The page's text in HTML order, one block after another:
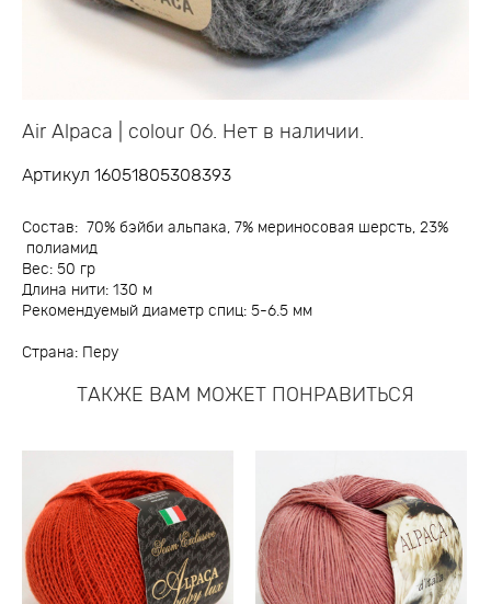
Air Alpaca | colour 06. Нет в наличии.
Артикул 16051805308393
Состав: 70% бэйби альпака, 7% мериносовая шерсть, 23%
полиамид
Вес: 50 гр
Длина нити: 130 м
Рекомендуемый диаметр спиц: 5-6.5 мм
Страна: Перу
ТАКЖЕ ВАМ МОЖЕТ ПОНРАВИТЬСЯ